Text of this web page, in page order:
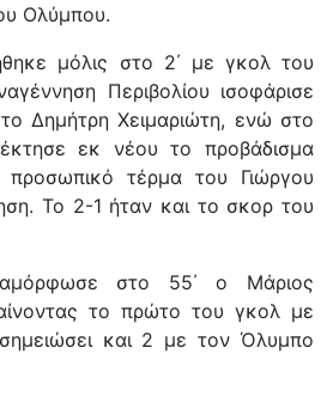
Ολύμπου.
μόλις στο 2΄ με γκολ του
Περιβολίου ισοφάρισε
Δημήτρη Χειμαριώτη, ενώ στο
εκ νέου το προβάδισμα
τέρμα του Γιώργου
Το 2-1 ήταν και το σκορ του
στο 55΄ ο Μάριος
το πρώτο του γκολ με
και 2 με τον Όλυμπο